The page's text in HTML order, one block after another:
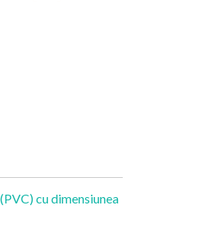
cu dimensiunea